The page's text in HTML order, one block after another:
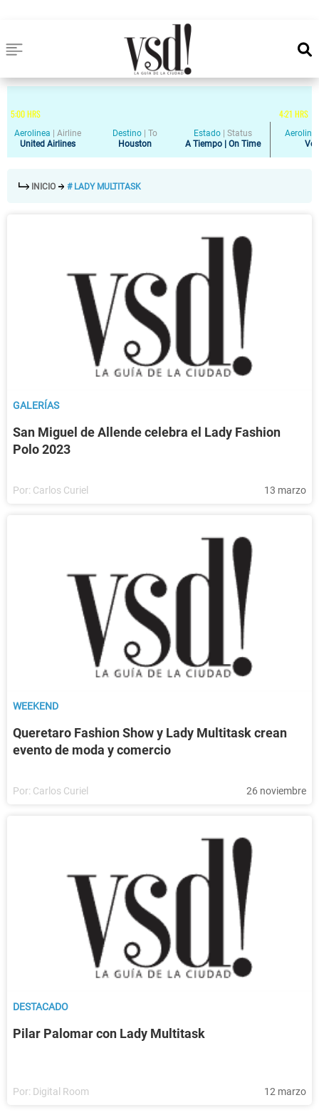
5:00HRS 4:21 HRS
Aerolinea
Airline
United Airlines
Destino
To
Houston
Estado
Status
A Tiempo | On Time
INICIO # LADY MULTITASK
GALERÍAS
San Miguel de Allende celebra el Lady Fashion
Polo 2023
Por: Carlos Curiel 13 marzo
WEEKEND
Queretaro Fashion Show y Lady Multitask crean
evento de moda y comercio
Por: Carlos Curiel 26 noviembre
DESTACADO
Pilar Palomar con Lady Multitask
Por: Digital Room 12 marzo